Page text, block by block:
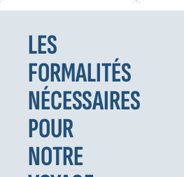
LES
FORMALITÉS
NÉCESSAIRES
POUR
NOTRE